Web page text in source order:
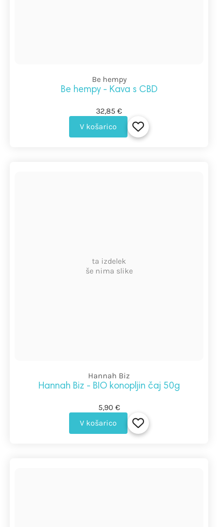
Be hempy
Be hempy - Kava s CBD
32,85 €
V košarico
ta izdelek
še nima slike
Hannah Biz
Hannah Biz - BIO konopljin čaj 50g
5,90 €
V košarico